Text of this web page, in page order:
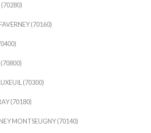
(70160)
(70300)
(70180)
MONTSEUGNY (70140)